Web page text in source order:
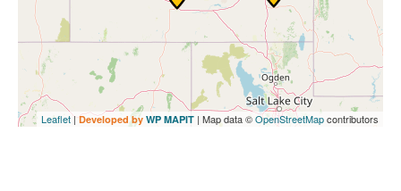
Leaflet|Developed by WP MAPIT | Map data ©OpenStreetMapcontributors